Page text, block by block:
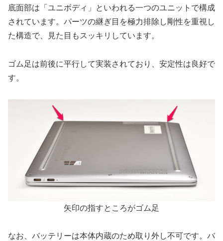
底面部は「ユニボディ」といわれる一つのユニットで構成
されています。パーツの継ぎ目を極力排除し剛性を重視し
た構造で、見た目もスッキリしています。
ゴム足は前後に平行して実装されており、安定性は良好で
す。
矢印の指すところがゴム足
なお、バッテリーは本体内蔵のため取り外し不可です。バ